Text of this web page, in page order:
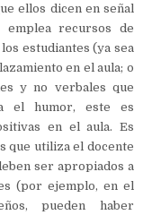
ellos dicen en señal
recursos de
estudiantes (ya sea
en el aula; o
y no verbales que
el humor, este es
en el aula. Es
que utiliza el docente
ser apropiados a
(por ejemplo, en el
pueden haber